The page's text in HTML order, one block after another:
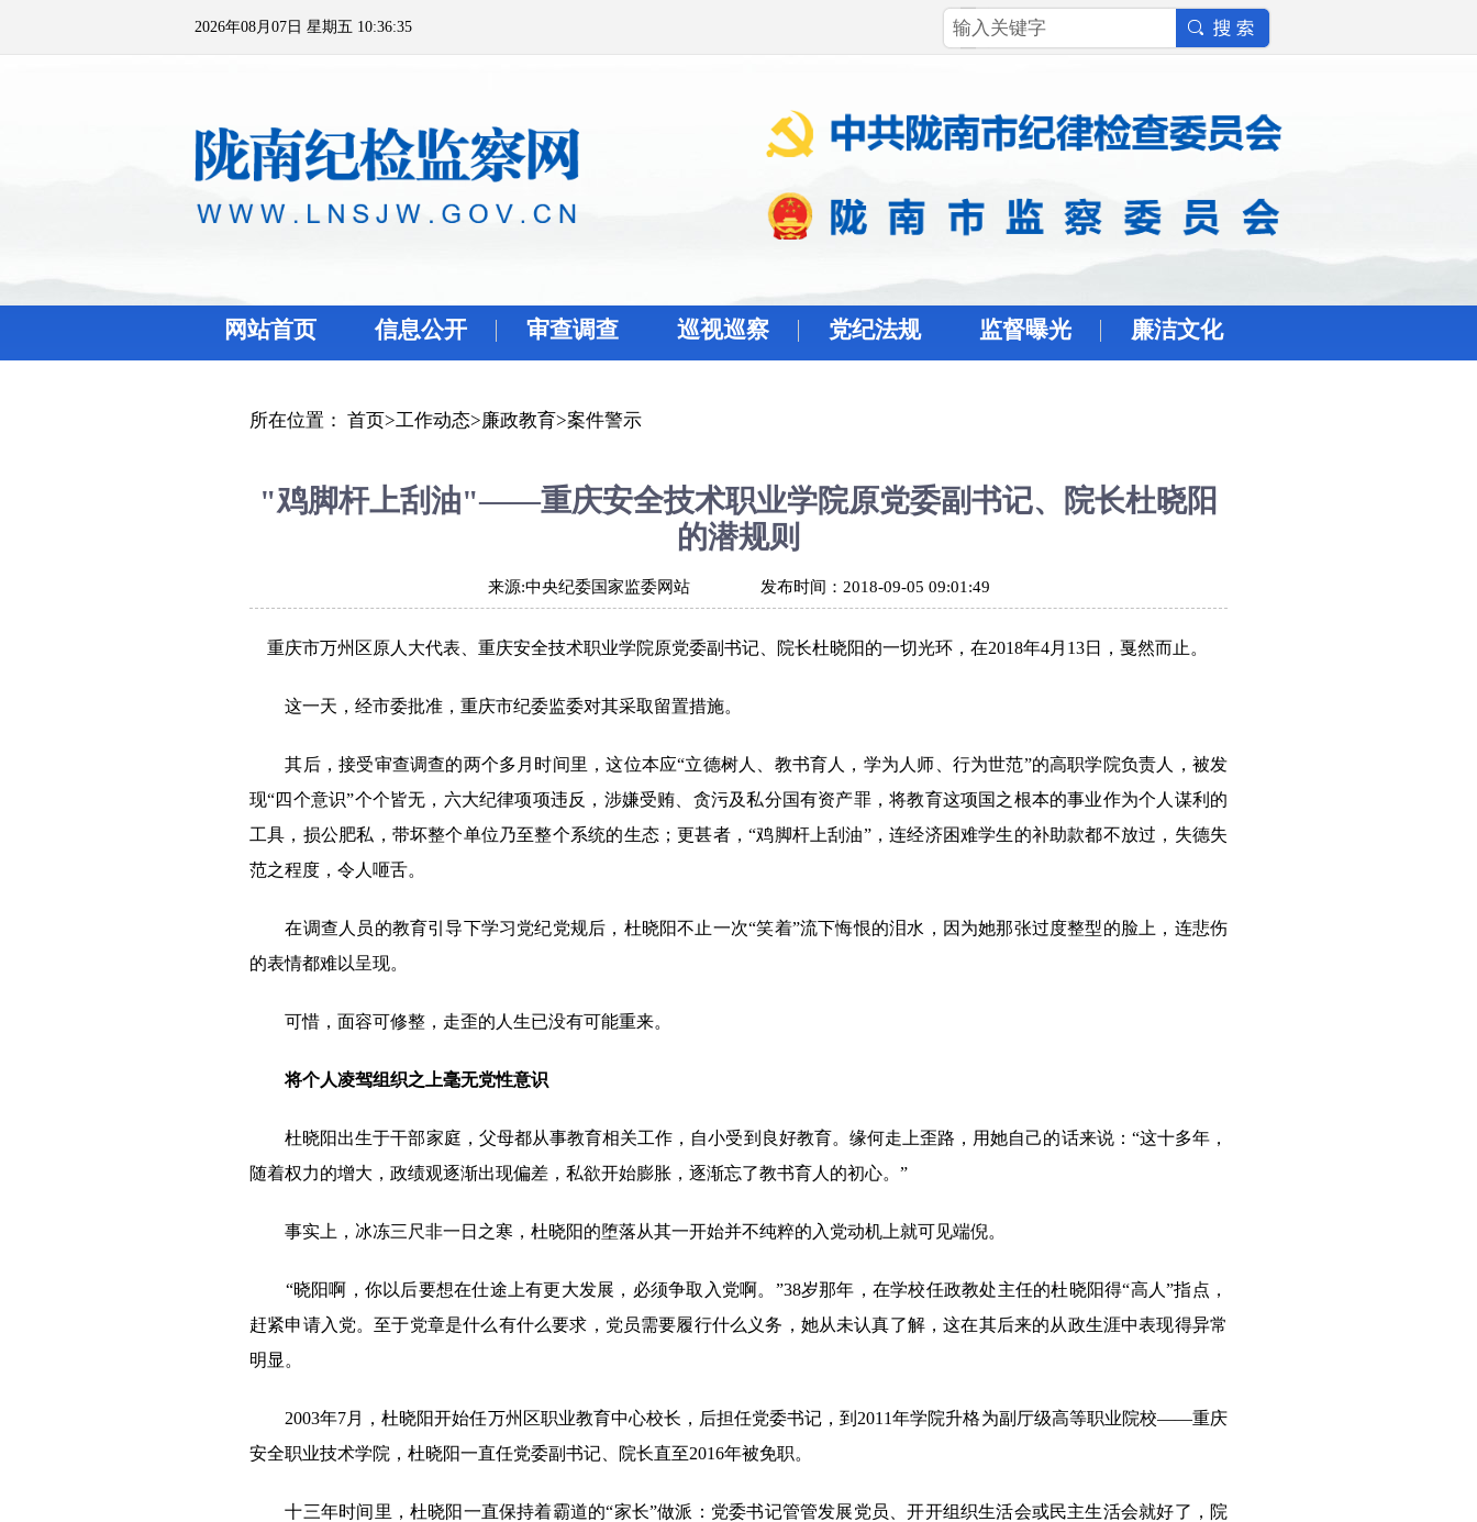
2026年08月07日 星期五 10:36:35
网站首页 信息公开 审查调查 巡视巡察 党纪法规 监督曝光 廉洁文化
所在位置： 首页>工作动态>廉政教育>案件警示
"鸡脚杆上刮油"――重庆安全技术职业学院原党委副书记、院长杜晓阳
的潜规则
来源:中央纪委国家监委网站 发布时间： 2018-09-05 09:01:49
重庆市万州区原人大代表、重庆安全技术职业学院原党委副书记、院长杜晓阳的一切光环，在2018年4月13日，戛然而止。
这一天，经市委批准，重庆市纪委监委对其采取留置措施。
其后，接受审查调查的两个多月时间里，这位本应“立德树人、教书育人，学为人师、行为世范”的高职学院负责人，被发
现“四个意识”个个皆无，六大纪律项项违反，涉嫌受贿、贪污及私分国有资产罪，将教育这项国之根本的事业作为个人谋利的
工具，损公肥私，带坏整个单位乃至整个系统的生态；更甚者，“鸡脚杆上刮油”，连经济困难学生的补助款都不放过，失德失
范之程度，令人咂舌。
在调查人员的教育引导下学习党纪党规后，杜晓阳不止一次“笑着”流下悔恨的泪水，因为她那张过度整型的脸上，连悲伤
的表情都难以呈现。
可惜，面容可修整，走歪的人生已没有可能重来。
将个人凌驾组织之上毫无党性意识
杜晓阳出生于干部家庭，父母都从事教育相关工作，自小受到良好教育。缘何走上歪路，用她自己的话来说：“这十多年，
随着权力的增大，政绩观逐渐出现偏差，私欲开始膨胀，逐渐忘了教书育人的初心。”
事实上，冰冻三尺非一日之寒，杜晓阳的堕落从其一开始并不纯粹的入党动机上就可见端倪。
“晓阳啊，你以后要想在仕途上有更大发展，必须争取入党啊。”38岁那年，在学校任政教处主任的杜晓阳得“高人”指点，
赶紧申请入党。至于党章是什么有什么要求，党员需要履行什么义务，她从未认真了解，这在其后来的从政生涯中表现得异常
明显。
2003年7月，杜晓阳开始任万州区职业教育中心校长，后担任党委书记，到2011年学院升格为副厅级高等职业院校――重庆
安全职业技术学院，杜晓阳一直任党委副书记、院长直至2016年被免职。
十三年时间里，杜晓阳一直保持着霸道的“家长”做派：党委书记管管发展党员、开开组织生活会或民主生活会就好了，院